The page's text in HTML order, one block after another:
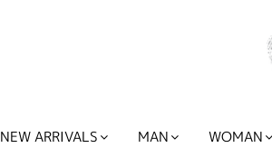
NEW ARRIVALS MAN WOMAN